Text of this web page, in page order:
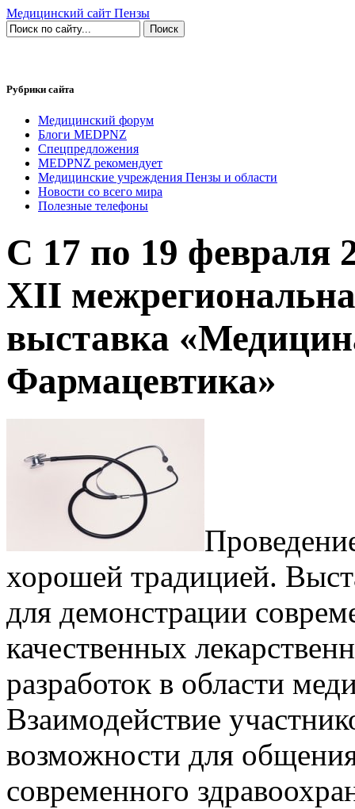
Медицинский сайт Пензы
Рубрики сайта
Медицинский форум
Блоги MEDPNZ
Спецпредложения
MEDPNZ рекомендует
Медицинские учреждения Пензы и области
Новости со всего мира
Полезные телефоны
С 17 по 19 февраля
XII
выставка
Фармацевтика»
хорошей традицией.
для демонстрации
качественных
разработок в области
Взаимодействие
возможности для
современного